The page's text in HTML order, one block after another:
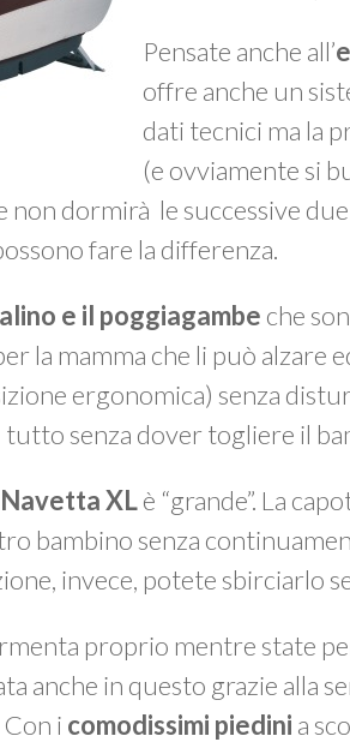
Pensate anche all’
offre anche un
dati tecnici ma la
(e ovviamente si
non dormirà le successive
fare la differenza.
e il poggiagambe che
la mamma che li può alzare
ergonomica) senza
tutto senza dover togliere il
Navetta XLè “grande”. La
bambino senza
invece, potete sbirciarlo
proprio mentre state
anche in questo grazie alla
i comodissimi piedini a